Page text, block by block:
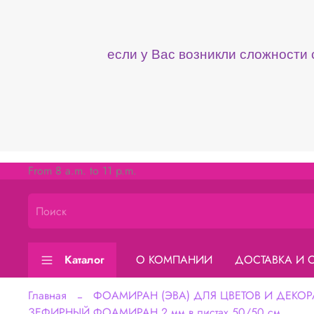
если у Вас возникли
From 8 a.m. to 11 p.m.
Каталог О КОМПАНИИ ДОСТАВКА И
Главная
ФОАМИРАН (ЭВА) ДЛЯ ЦВЕТОВ И